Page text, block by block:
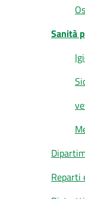
Sanità
Reparti